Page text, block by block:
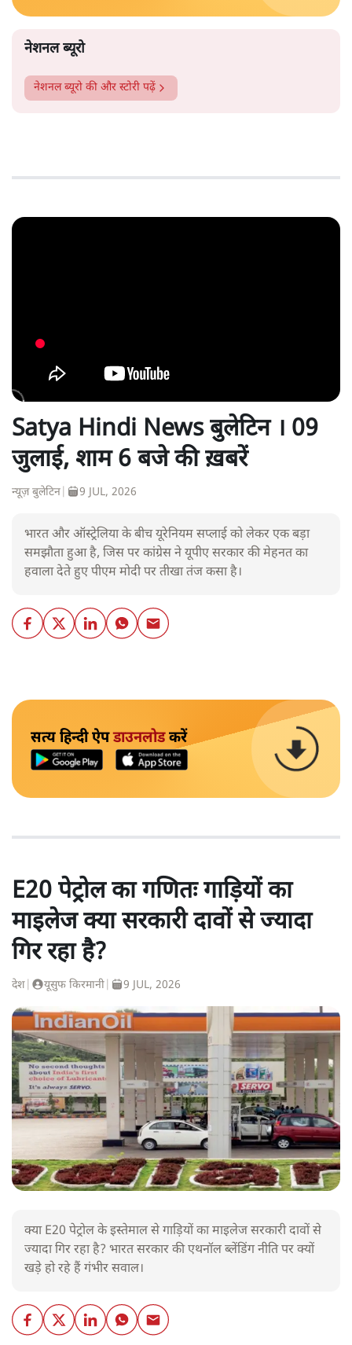
नेशनल ब्यूरो
नेशनल ब्यूरो की और स्टोरी पढ़ें
Satya Hindi News बुलेटिन । 09
जुलाई, शाम 6 बजे की ख़बरें
न्यूज़ बुलेटिन 9 JUL, 2026
भारत और ऑस्ट्रेलिया के बीच यूरेनियम सप्लाई को लेकर एक बड़ा
समझौता हुआ है, जिस पर कांग्रेस ने यूपीए सरकार की मेहनत का
हवाला देते हुए पीएम मोदी पर तीखा तंज कसा है।
सत्य हिन्दी ऐपडाउनलोडकरें
E20 पेट्रोल का गणितः गाड़ियों का
माइलेज क्या सरकारी दावों से ज्यादा
गिर रहा है?
देश यूसुफ किरमानी 9 JUL, 2026
क्या E20 पेट्रोल के इस्तेमाल से गाड़ियों का माइलेज सरकारी दावों से
ज्यादा गिर रहा है? भारत सरकार की एथनॉल ब्लेंडिंग नीति पर क्यों
खड़े हो रहे हैं गंभीर सवाल।